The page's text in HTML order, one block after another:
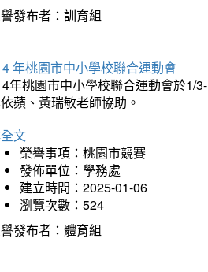
發布者：訓育組
年桃園市中小學校聯合運動會
年桃園市中小學校聯合運動會於1/
蘋、黃瑞敏老師協助。
文
榮譽事項：桃園市競賽
發佈單位：學務處
建立時間：2025-01-06
瀏覽次數：524
發布者：體育組